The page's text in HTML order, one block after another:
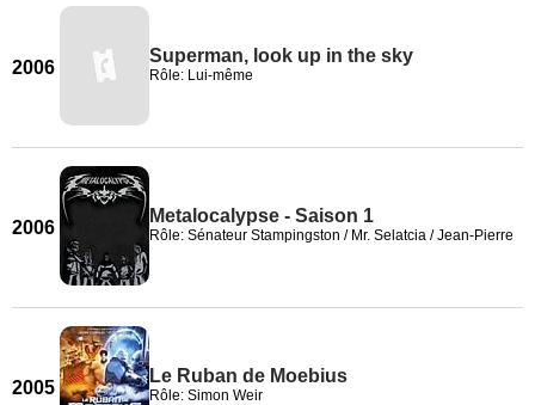
2006
Superman, look up in the sky
Rôle: Lui-même
2006
Metalocalypse - Saison 1
Rôle: Sénateur Stampingston / Mr. Selatcia / Jean-Pierre
2005
Le Ruban de Moebius
Rôle: Simon Weir